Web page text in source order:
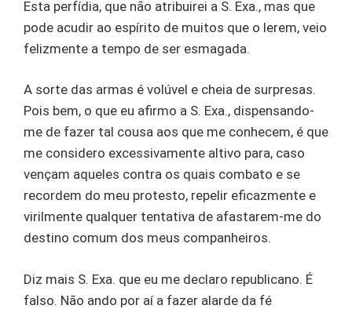
Esta perfídia, que não atribuirei a S. Exa., mas que
pode acudir ao espírito de muitos que o lerem, veio
felizmente a tempo de ser esmagada.
A sorte das armas é volúvel e cheia de surpresas.
Pois bem, o que eu afirmo a S. Exa., dispensando-
me de fazer tal cousa aos que me conhecem, é que
me considero excessivamente altivo para, caso
vençam aqueles contra os quais combato e se
recordem do meu protesto, repelir eficazmente e
virilmente qualquer tentativa de afastarem-me do
destino comum dos meus companheiros.
Diz mais S. Exa. que eu me declaro republicano. É
falso. Não ando por aí a fazer alarde da fé